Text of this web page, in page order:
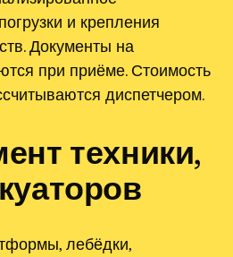
и крепления
Документы на
при приёме. Стоимость
диспетчером.
техники,
лебёдки,